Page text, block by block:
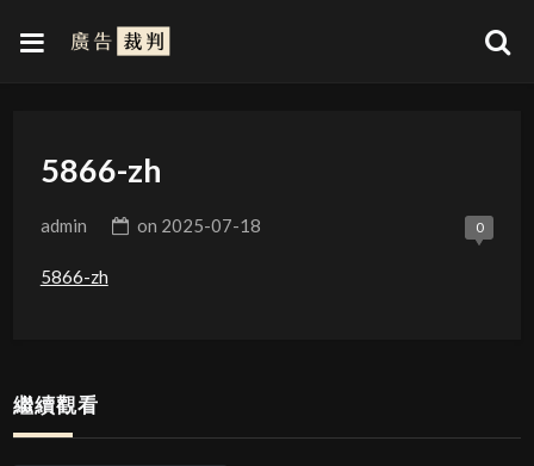
5866-zh
admin on 2025-07-18 0
5866-zh
繼續觀看